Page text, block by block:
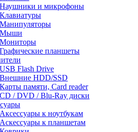
Наушники и микрофоны
Клавиатуры
Манипуляторы
Мыши
Мониторы
Графические планшеты
USB Flash Drive
Внешние HDD/SSD
Карты памяти, Card reader
CD / DVD / Blu-Ray диски
Аксессуары к ноутбукам
Аскессуары к планшетам